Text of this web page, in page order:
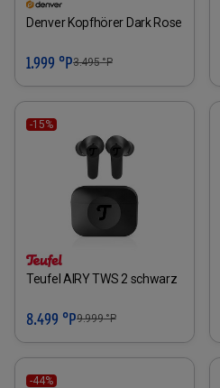
Denver Kopfhörer Dark Rose
1.999 °P3.495°P
-15%
Teufel AIRY TWS 2 schwarz
8.499 °P9.999°P
-44%